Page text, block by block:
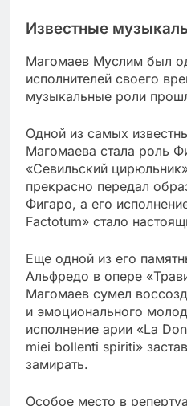
Известные
Магомаев Муслим был
исполнителей своего
музыкальные роли
Одной из самых
Магомаева стала роль
«Севильский
прекрасно передал
Фигаро, а его
Factotum» стало
Еще одной из его
Альфредо в опере
Магомаев сумел
и эмоционального
исполнение арии «La
miei bollenti spiriti»
замирать.
Особое место в